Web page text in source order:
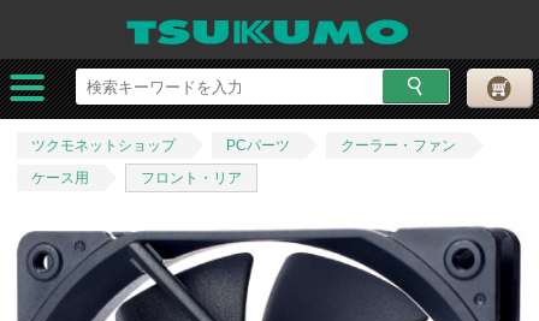
ツクモネットショップ PCパーツ
クーラー・ファン
ケース用
フロント・リア